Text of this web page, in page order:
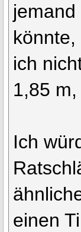
ich
1,85
Ich
einen